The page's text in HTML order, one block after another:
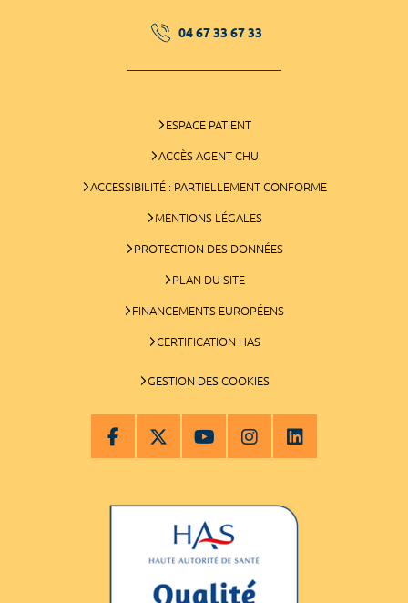
04 67 33 67 33
ESPACE PATIENT
ACCÈS AGENT CHU
ACCESSIBILITÉ : PARTIELLEMENT CONFORME
MENTIONS LÉGALES
PROTECTION DES DONNÉES
PLAN DU SITE
FINANCEMENTS EUROPÉENS
CERTIFICATION HAS
GESTION DES COOKIES